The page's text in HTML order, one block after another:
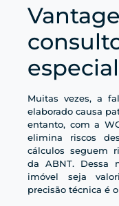
Muitas vezes, a
elaborado causa
entanto, com a
elimina riscos
cálculos seguem
da ABNT. Dessa
imóvel seja
precisão técnica é